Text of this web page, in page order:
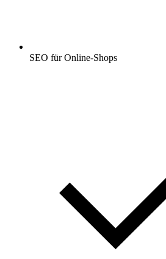
SEO für Online-Shops